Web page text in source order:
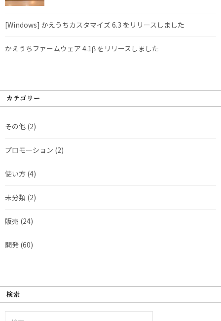
[Windows] かえうちカスタマイズ 6.3 をリリースしました
かえうちファームウェア 4.1β をリリースしました
カテゴリー
その他 (2)
プロモーション (2)
使い方 (4)
未分類 (2)
販売 (24)
開発 (60)
検索